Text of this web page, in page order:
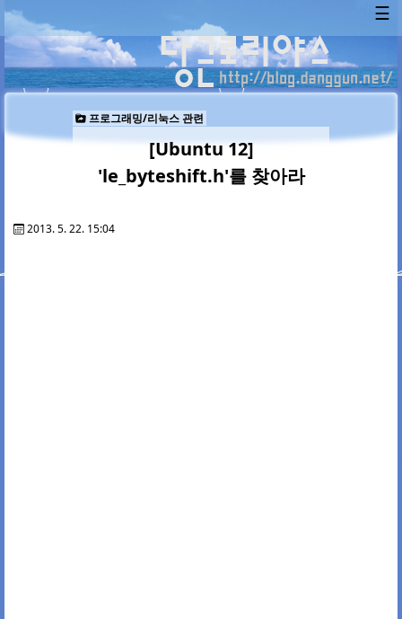
☰
프로그래밍/리눅스 관련
[Ubuntu 12]
'le_byteshift.h'를 찾아라
2013. 5. 22. 15:04